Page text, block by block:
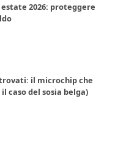
2026: proteggere
il microchip che
caso del sosia belga)